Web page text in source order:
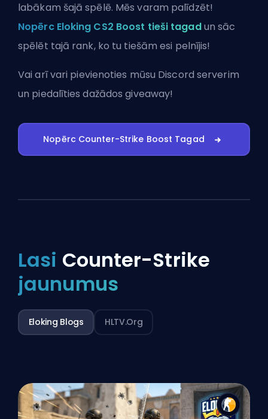
labākam šajā spēlē. Mēs varam palīdzēt!
Nopērc Eloking CS2 Boost tieši tagadun sāc
spēlēt tajā rank, ko tu tiešām esi pelnījis!
Vai arī vari pievienoties mūsu Discord serverim
un piedalīties dažādos giveaway!
Nopērc Counter-Strike Boost Tagad
Lasi Counter-Strike
jaunumus
Eloking Blogs HLTV.org